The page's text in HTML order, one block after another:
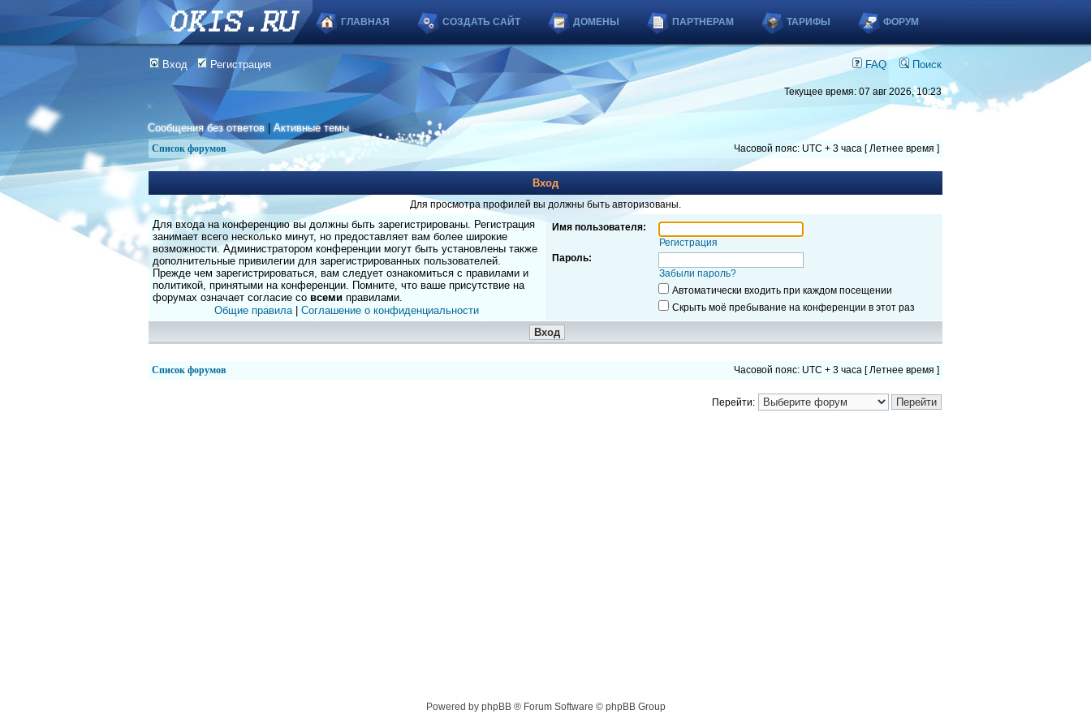
ГЛАВНАЯ СОЗДАТЬ САЙТ ДОМЕНЫ ПАРТНЕРАМ ТАРИФЫ ФОРУМ
Вход Регистрация FAQ Поиск
Текущее время: 07 авг 2026, 10:23
Сообщения без ответов |Активные темы
Список форумов Часовой пояс: UTC + 3 часа [ Летнее время ]
Вход
Для просмотра профилей вы должны быть авторизованы.
Для входа на конференцию вы должны быть зарегистрированы. Регистрация
занимает всего несколько минут, но предоставляет вам более широкие
возможности. Администратором конференции могут быть установлены также
дополнительные привилегии для зарегистрированных пользователей.
Прежде чем зарегистрироваться, вам следует ознакомиться с правилами и
политикой, принятыми на конференции. Помните, что ваше присутствие на
форумах означает согласие со всеми правилами.
Общие правила| Соглашение о конфиденциальности
Имя пользователя:
Регистрация
Пароль:
Забыли пароль?
Автоматически входить при каждом посещении
Скрыть моё пребывание на конференции в этот раз
Список форумов Часовой пояс: UTC + 3 часа [ Летнее время ]
Перейти:
Powered by phpBB ® Forum Software © phpBB Group